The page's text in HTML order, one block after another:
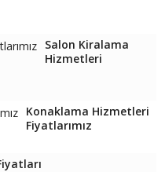
Salon Kiralama
Hizmetleri
Konaklama Hizmetleri
Fiyatlarımız